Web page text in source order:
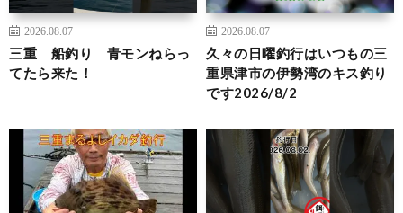
2026.08.07
三重 船釣り 青モンねらっ
てたら来た！
2026.08.07
久々の日曜釣行はいつもの三
重県津市の伊勢湾のキス釣り
です2026/8/2